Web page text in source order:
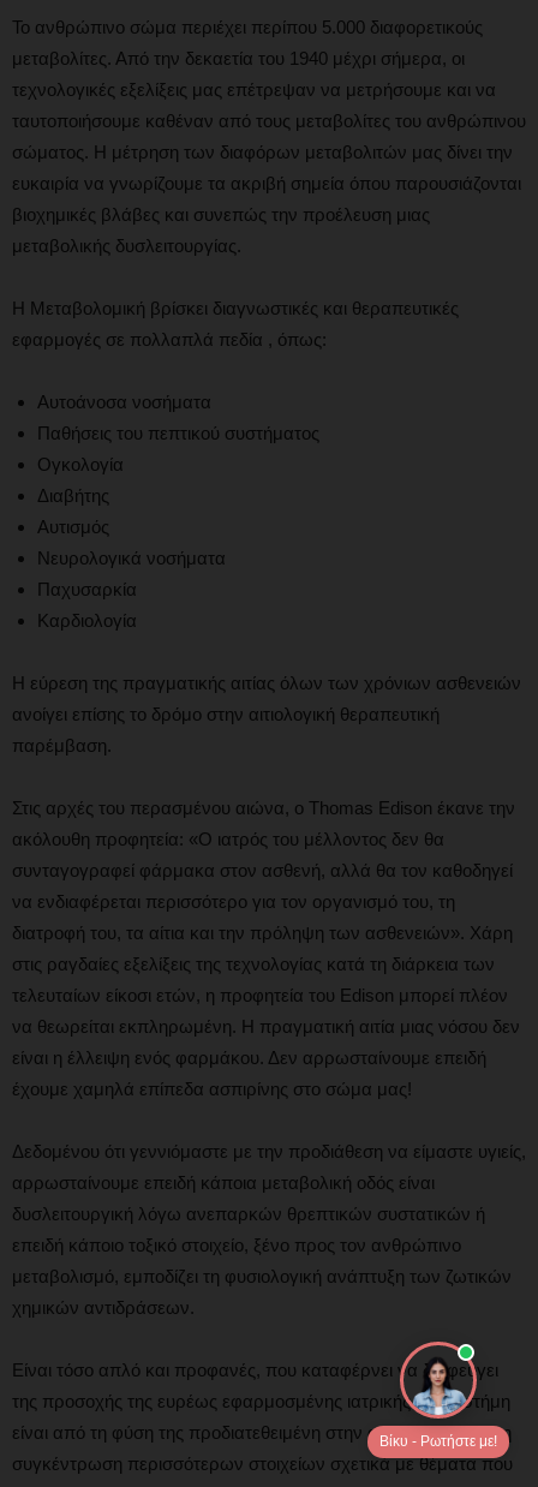
Το ανθρώπινο σώμα περιέχει περίπου 5.000 διαφορετικούς
μεταβολίτες. Από την δεκαετία του 1940 μέχρι σήμερα, οι
τεχνολογικές εξελίξεις μας επέτρεψαν να μετρήσουμε και να
ταυτοποιήσουμε καθέναν από τους μεταβολίτες του ανθρώπινου
σώματος. Η μέτρηση των διαφόρων μεταβολιτών μας δίνει την
ευκαιρία να γνωρίζουμε τα ακριβή σημεία όπου παρουσιάζονται
βιοχημικές βλάβες και συνεπώς την προέλευση μιας
μεταβολικής δυσλειτουργίας.
Η Μεταβολομική βρίσκει διαγνωστικές και θεραπευτικές
εφαρμογές σε πολλαπλά πεδία , όπως:
Αυτοάνοσα νοσήματα
Παθήσεις του πεπτικού συστήματος
Ογκολογία
Διαβήτης
Αυτισμός
Νευρολογικά νοσήματα
Παχυσαρκία
Καρδιολογία
Η εύρεση της πραγματικής αιτίας όλων των χρόνιων ασθενειών
ανοίγει επίσης το δρόμο στην αιτιολογική θεραπευτική
παρέμβαση.
Στις αρχές του περασμένου αιώνα, ο Thomas Edison έκανε την
ακόλουθη προφητεία: «Ο ιατρός του μέλλοντος δεν θα
συνταγογραφεί φάρμακα στον ασθενή, αλλά θα τον καθοδηγεί
να ενδιαφέρεται περισσότερο για τον οργανισμό του, τη
διατροφή του, τα αίτια και την πρόληψη των ασθενειών». Χάρη
στις ραγδαίες εξελίξεις της τεχνολογίας κατά τη διάρκεια των
τελευταίων είκοσι ετών, η προφητεία του Edison μπορεί πλέον
να θεωρείται εκπληρωμένη. Η πραγματική αιτία μιας νόσου δεν
είναι η έλλειψη ενός φαρμάκου. Δεν αρρωσταίνουμε επειδή
έχουμε χαμηλά επίπεδα ασπιρίνης στο σώμα μας!
Δεδομένου ότι γεννιόμαστε με την προδιάθεση να είμαστε υγιείς,
αρρωσταίνουμε επειδή κάποια μεταβολική οδός είναι
δυσλειτουργική λόγω ανεπαρκών θρεπτικών συστατικών ή
επειδή κάποιο τοξικό στοιχείο, ξένο προς τον ανθρώπινο
μεταβολισμό, εμποδίζει τη φυσιολογική ανάπτυξη των ζωτικών
χημικών αντιδράσεων.
Είναι τόσο απλό και προφανές, που καταφέρνει να διαφεύγει
της προσοχής της ευρέως εφαρμοσμένης ιατρικής. Η επιστήμη
είναι από τη φύση της προδιατεθειμένη στην ανακάλυψη και τη
συγκέντρωση περισσότερων στοιχείων σχετικά με θέματα που
Βίκυ - Ρωτήστε με!